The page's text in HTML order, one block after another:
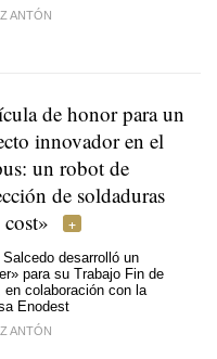
ANTÓN
de honor para un
innovador en el
un robot de
de soldaduras
desarrolló un
para su Trabajo Fin de
en colaboración con la
Enodest
ANTÓN